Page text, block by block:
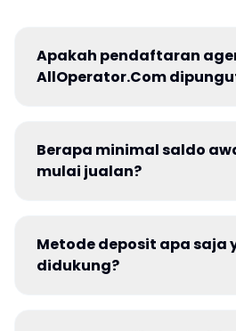
Apakah pendaftaran
AllOperator.Com
Berapa minimal saldo
mulai jualan?
Metode deposit apa saja
didukung?